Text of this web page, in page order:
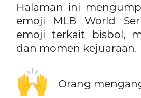
Halaman ini
emoji MLB World
emoji terkait bisbol,
dan momen kejuaraan.
🙌 Orang